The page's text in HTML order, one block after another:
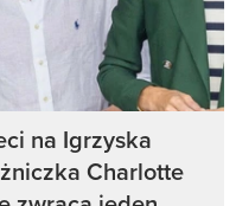
na Igrzyska
Charlotte